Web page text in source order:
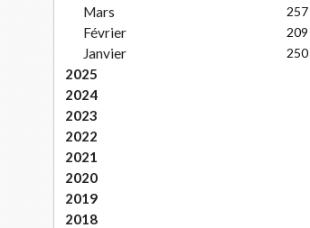
Mars 257
Février 209
Janvier 250
2025
2024
2023
2022
2021
2020
2019
2018